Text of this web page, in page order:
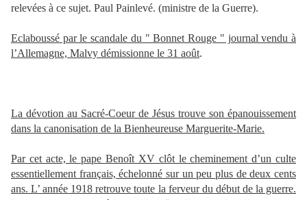
relevées à ce sujet. Paul Painlevé. (ministre de la Guerre).
Eclaboussé par le scandale du " Bonnet Rouge " journal vendu à
l’Allemagne, Malvy démissionne le 31 août.
La dévotion au Sacré-Coeur de Jésus trouve son épanouissement
dans la canonisation de la Bienheureuse Marguerite-Marie.
Par cet acte, le pape Benoît XV clôt le cheminement d’un culte
essentiellement français, échelonné sur un peu plus de deux cents
ans. L’ année 1918 retrouve toute la ferveur du début de la guerre.